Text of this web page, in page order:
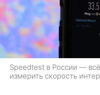
Speedtest в России —
измерить скорость